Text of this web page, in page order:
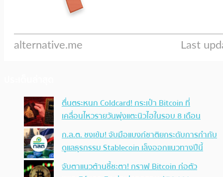
ตื่นตระหนก Coldcard! กระเป๋า Bitcoin ที่
เคลื่อนไหวรายวันพุ่งแตะนิวไฮในรอบ 8 เดือน
ก.ล.ต. ชงเข้ม! จับมือแบงก์ชาติยกระดับการกำกับ
ดูแลธุรกรรม Stablecoin เล็งออกแนวทางปีนี้
จับตาแนวต้านชี้ชะตา! กราฟ Bitcoin ก่อตัว